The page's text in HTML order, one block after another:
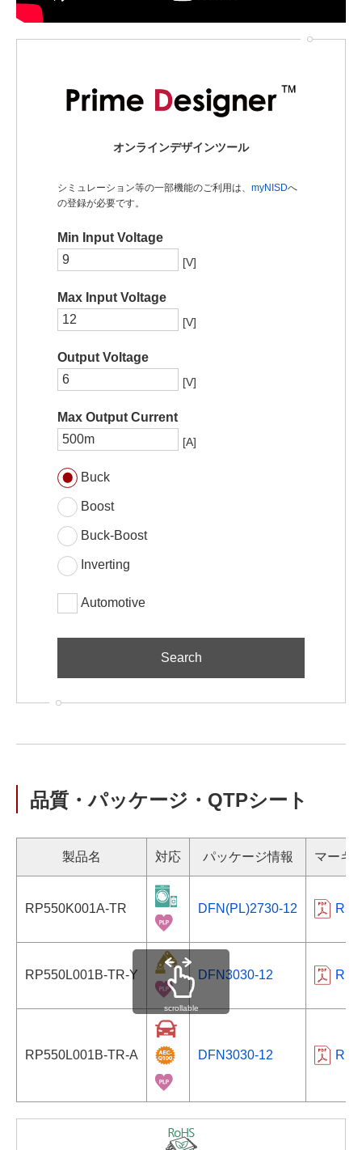
オンラインデザインツール
シミュレーション等の一部機能のご利用は、 myNISDへ
の登録が必要です。
Min Input Voltage
[V]
Max Input Voltage
[V]
Output Voltage
[V]
Max Output Current
[A]
Buck
Boost
Buck-Boost
Inverting
Automotive
品質・パッケージ・QTPシート
製品名 対応 パッケージ情報 マーキ
RP550K001A-TR DFN(PL)2730-12
RP550L001B-TR-Y DFN3030-12
RP550L001B-TR-A DFN3030-12
scrollable